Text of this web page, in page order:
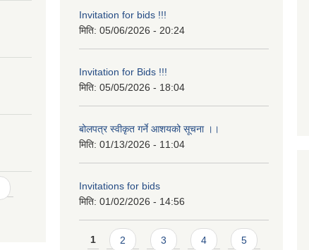
Invitation for bids !!!
मिति: 05/06/2026 - 20:24
Invitation for Bids !!!
मिति: 05/05/2026 - 18:04
बोलपत्र स्वीकृत गर्ने आशयको सूचना ।।
मिति: 01/13/2026 - 11:04
Invitations for bids
मिति: 01/02/2026 - 14:56
Pages
1 2 3 4 5